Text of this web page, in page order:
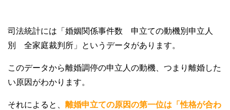
司法統計には「婚姻関係事件数 申立ての動機別申立人
別 全家庭裁判所」というデータがあります。
このデータから離婚調停の申立人の動機、つまり離婚した
い原因がわかります。
それによると、 離婚申立ての原因の第一位は「性格が合わ